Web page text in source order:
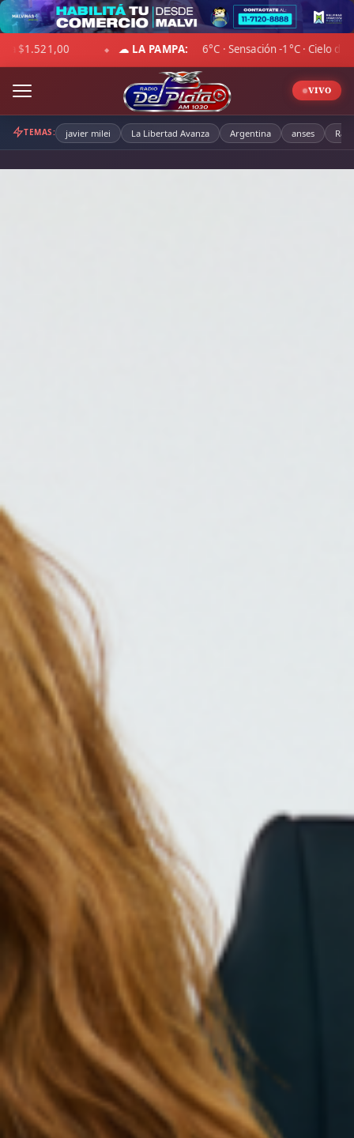
Skip
to
content
DÓLAR BLUE: Compra $1.492,00 · Venta $1.525,00 ◆ ☁
VIVO
TEMAS: javier milei La Libertad Avanza Argentina anses